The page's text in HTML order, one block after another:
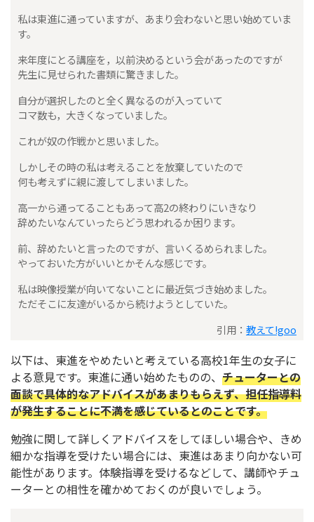
私は東進に通っていますが、あまり会わないと思い始めていま
す。
来年度にとる講座を，以前決めるという会があったのですが
先生に見せられた書類に驚きました。
自分が選択したのと全く異なるのが入っていて
コマ数も，大きくなっていました。
これが奴の作戦かと思いました。
しかしその時の私は考えることを放棄していたので
何も考えずに親に渡してしまいました。
高一から通ってることもあって高2の終わりにいきなり
辞めたいなんていったらどう思われるか困ります。
前、辞めたいと言ったのですが、言いくるめられました。
やっておいた方がいいとかそんな感じです。
私は映像授業が向いてないことに最近気づき始めました。
ただそこに友達がいるから続けようとしていた。
引用： 教えて!goo
以下は、東進をやめたいと考えている高校1年生の女子に
よる意見です。東進に通い始めたものの、 チューターとの
面談で具体的なアドバイスがあまりもらえず、担任指導料
が発生することに不満を感じているとのことです。
勉強に関して詳しくアドバイスをしてほしい場合や、きめ
細かな指導を受けたい場合には、東進はあまり向かない可
能性があります。体験指導を受けるなどして、講師やチュ
ーターとの相性を確かめておくのが良いでしょう。